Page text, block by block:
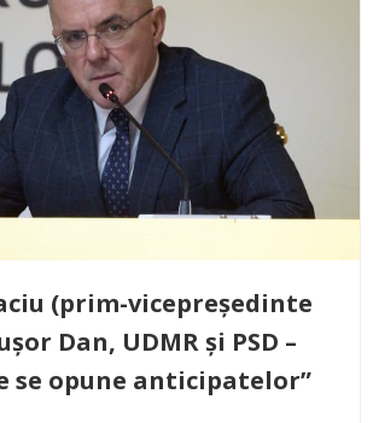
(prim-vicepreședinte
Dan, UDMR și PSD –
se opune anticipatelor”